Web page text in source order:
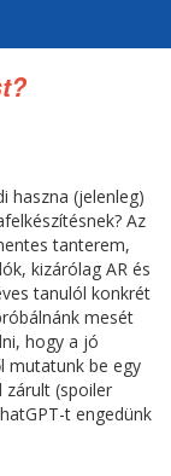
haszna (jelenleg)
Az
tanterem,
kizárólag AR és
tanulól konkrét
mesét
hogy a jó
mutatunk be egy
zárult (spoiler
t engedünk